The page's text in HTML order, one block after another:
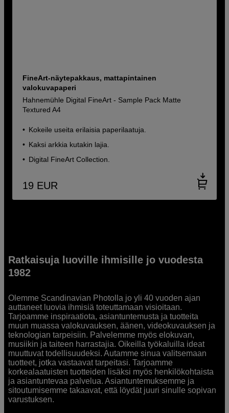
FineArt-näytepakkaus, mattapintainen
valokuvapaperi
Hahnemühle Digital FineArt - Sample Pack Matte
Textured A4
Kokeile useita erilaisia paperilaatuja.
Kaksi arkkia kutakin lajia.
Digital FineArt Collection.
19 EUR
Ratkaisuja luoville ihmisille jo vuodesta
1982
Olemme Scandinavian Photolla jo yli 40 vuoden ajan
auttaneet luovia ihmisiä toteuttamaan visioitaan.
Tarjoamme inspiraatiota, asiantuntemusta ja tuotteita
muun muassa valokuvauksen, äänen, videokuvauksen ja
teknologian tarpeisiin. Palvelemme myös elokuvan,
musiikin ja taiteen harrastajia. Oikeilla työkaluilla ideat
muuttuvat todellisuudeksi. Autamme sinua valitsemaan
tuotteet, jotka vastaavat tarpeitasi. Tarjoamme
korkealaatuisten tuotteiden lisäksi myös henkilökohtaista
ja asiantuntevaa palvelua. Asiantuntemuksemme ja
sitoutumisemme takaavat, että löydät juuri sinulle sopivan
varustuksen.